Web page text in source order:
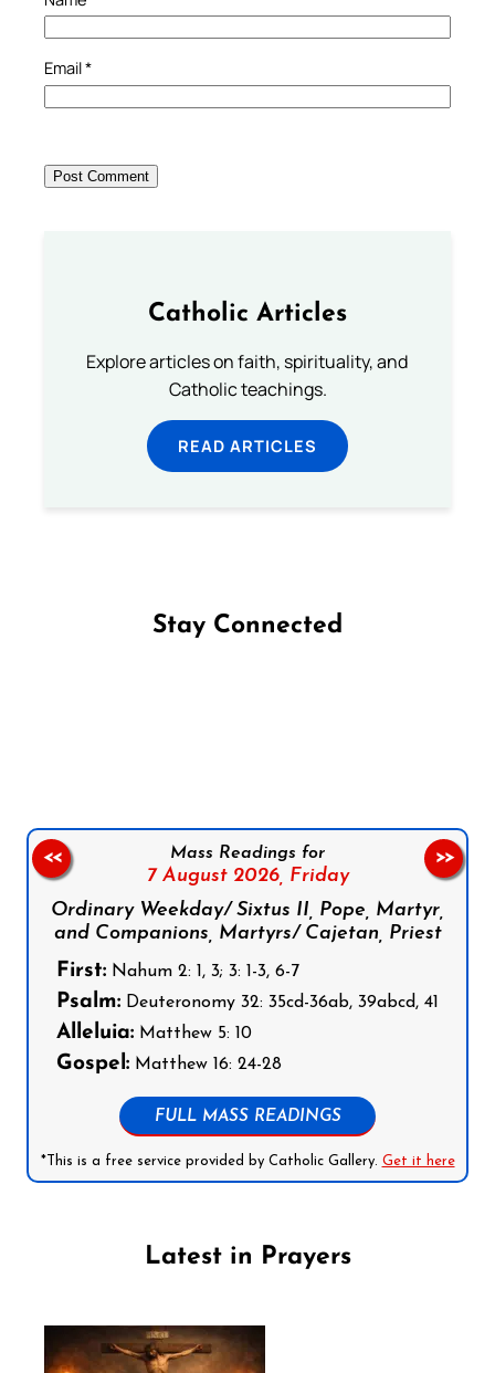
Email*
Catholic Articles
Explore articles on faith, spirituality, and
Catholic teachings.
READ ARTICLES
Stay Connected
Mass Readings for
7 August 2026, Friday
Ordinary Weekday/ Sixtus II, Pope, Martyr,
and Companions, Martyrs/ Cajetan, Priest
First: Nahum 2: 1, 3; 3: 1-3, 6-7
Psalm: Deuteronomy 32: 35cd-36ab, 39abcd, 41
Alleluia: Matthew 5: 10
Gospel: Matthew 16: 24-28
FULL MASS READINGS
*This is a free service provided by Catholic Gallery. Get it here
<< >>
Latest in Prayers